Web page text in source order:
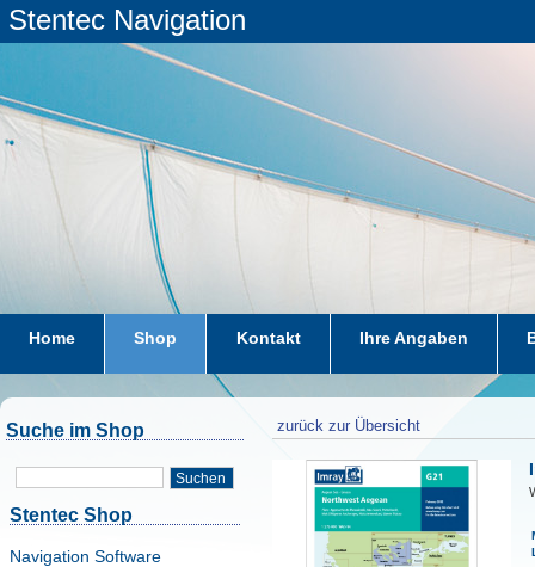
Stentec Navigation
Home Shop Kontakt Ihre Angaben
Suche im Shop
Suchen
Stentec Shop
Navigation Software
zurück zur Übersicht